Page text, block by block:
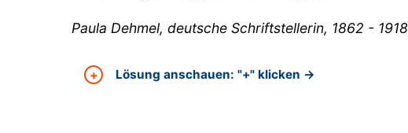
Leserergänzungen bzw. -korrekturen
Paula Dehmel, deutsche Schriftstellerin, 1862 - 1918
Lösung anschauen: "+" klicken →